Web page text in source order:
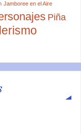
Jamboree en el Aire
Piña